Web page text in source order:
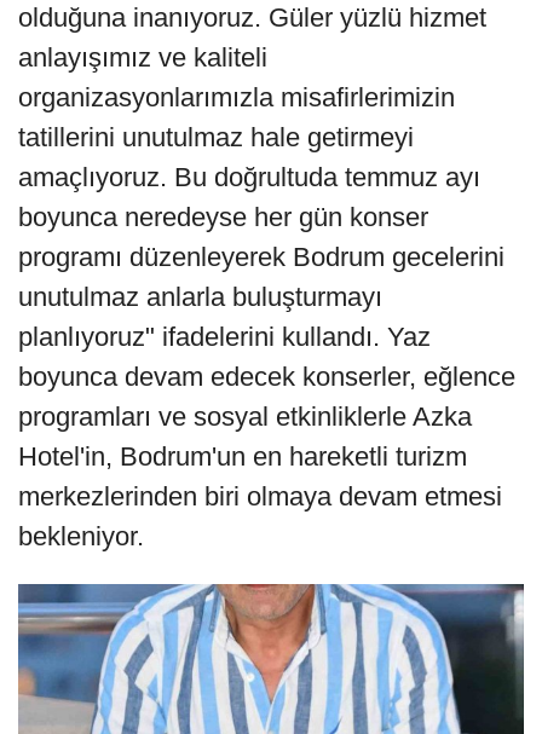
olduğuna inanıyoruz. Güler yüzlü hizmet
anlayışımız ve kaliteli
organizasyonlarımızla misafirlerimizin
tatillerini unutulmaz hale getirmeyi
amaçlıyoruz. Bu doğrultuda temmuz ayı
boyunca neredeyse her gün konser
programı düzenleyerek Bodrum gecelerini
unutulmaz anlarla buluşturmayı
planlıyoruz" ifadelerini kullandı. Yaz
boyunca devam edecek konserler, eğlence
programları ve sosyal etkinliklerle Azka
Hotel'in, Bodrum'un en hareketli turizm
merkezlerinden biri olmaya devam etmesi
bekleniyor.